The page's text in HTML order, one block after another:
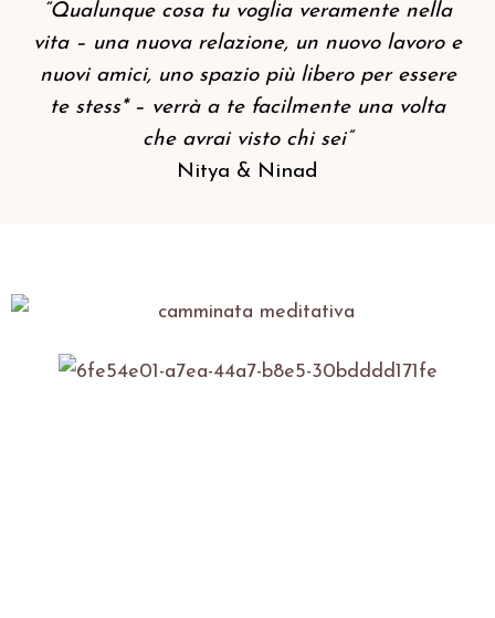
“Qualunque cosa tu voglia veramente nella
vita – una nuova relazione, un nuovo lavoro e
nuovi amici, uno spazio più libero per essere
te stess* – verrà a te facilmente una volta
che avrai visto chi sei”
Nitya & Ninad